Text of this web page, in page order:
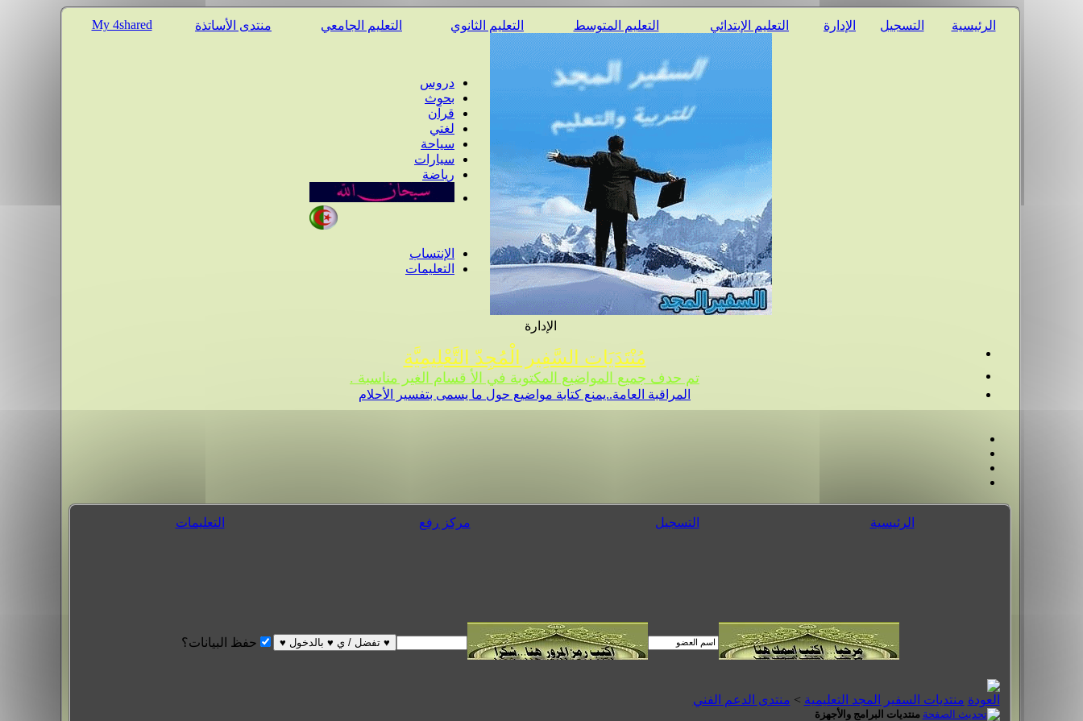
الرئيسية التسجيل الإدارة التعليم الإبتدائي التعليم المتوسط التعليم الثانوي التعليم الجامعي منتدى الأساتذة My 4shared
دروس
بحوث
قرآن
لغتي
سياحة
سيارات
رياضة
الإنتساب
التعليمات
الإدارة
مُنْتَدَيَات السَّفِير الْمُجِدّ التَّعْلِيمِيَّة
تم حدف جميع المواضيع المكتوبة في الأ قسام الغير مناسبة .
المراقبة العامة..يمنع كتابة مواضيع حول ما يسمى بتفسير الأحلام
الرئيسية التسجيل مركز رفع التعليمات
حفظ البيانات؟
منتديات السفير المجد التعليمية > منتدى الدعم الفني
منتديات البرامج والأجهزة